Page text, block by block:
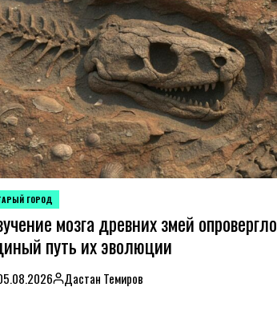
ГОРОД
мозга древних змей опровергло
путь их эволюции
Posted
Дастан Темиров